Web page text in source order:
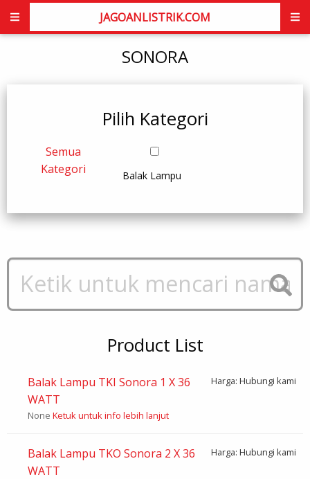
JAGOANLISTRIK.COM
SONORA
Pilih Kategori
Semua
Kategori
Balak Lampu
Product List
Balak Lampu TKI Sonora 1 X 36
WATT
Harga: Hubungi kami
None Ketuk untuk info lebih lanjut
Balak Lampu TKO Sonora 2 X 36
WATT
Harga: Hubungi kami